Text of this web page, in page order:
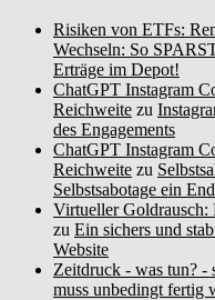
Risiken von ETFs:
Wechseln: So
Erträge im Depot!
ChatGPT Instagram
Reichweite zu
des Engagements
ChatGPT Instagram
Reichweite zu
Selbstsabotage ein
Virtueller Goldrausch:
zu Ein sichers und
Website
Zeitdruck - was tun? -
muss unbedingt fertig